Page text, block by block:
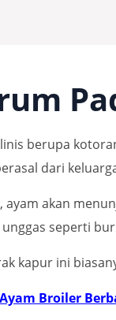
berupa
dari
akan
seperti
kapur ini
Broiler